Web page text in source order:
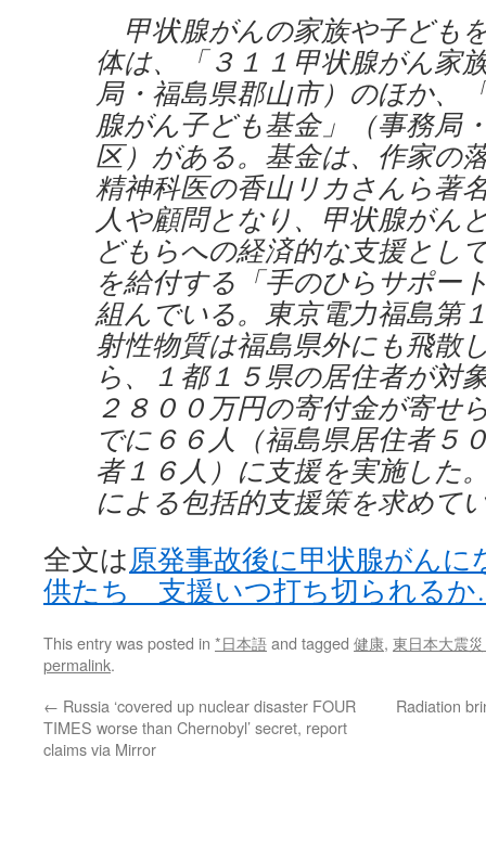
甲状腺がんの家族や子ども
体は、「３１１甲状腺がん家
局・福島県郡山市）のほか、
腺がん子ども基金」（事務局
区）がある。基金は、作家の
精神科医の香山リカさんら著
人や顧問となり、甲状腺がん
どもらへの経済的な支援とし
を給付する「手のひらサポー
組んでいる。東京電力福島第
射性物質は福島県外にも飛散
ら、１都１５県の居住者が対
２８００万円の寄付金が寄せ
でに６６人（福島県居住者５
者１６人）に支援を実施した
による包括的支援策を求めて
全文は原発事故後に甲状腺がん
供たち 支援いつ打ち切られる
This entry was posted in *日本語and tagged 健康, 東日本大震
permalink.
← Russia ‘covered up nuclear disaster FOUR
TIMES worse than Chernobyl’ secret, report
claims via Mirror
Radiation